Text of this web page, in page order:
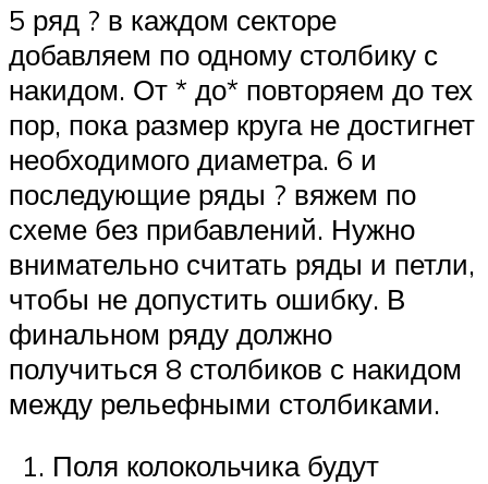
5 ряд ? в каждом секторе
добавляем по одному столбику с
накидом. От * до* повторяем до тех
пор, пока размер круга не достигнет
необходимого диаметра. 6 и
последующие ряды ? вяжем по
схеме без прибавлений. Нужно
внимательно считать ряды и петли,
чтобы не допустить ошибку. В
финальном ряду должно
получиться 8 столбиков с накидом
между рельефными столбиками.
Поля колокольчика будут